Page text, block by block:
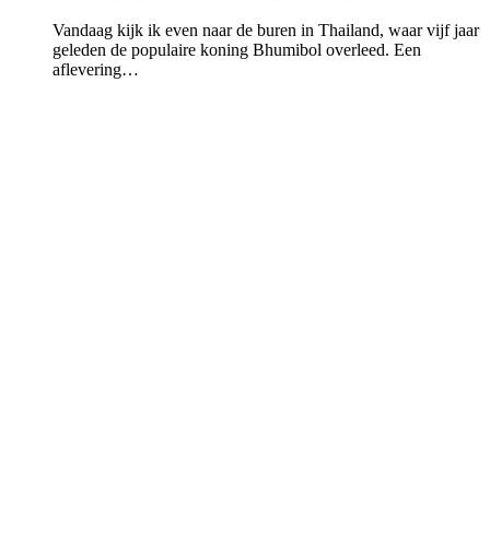
Vandaag kijk ik even naar de buren in Thailand, waar vijf jaar
geleden de populaire koning Bhumibol overleed. Een
aflevering…